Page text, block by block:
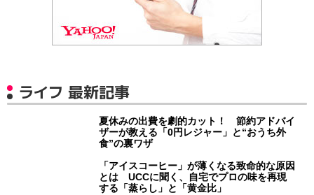
ライフ 最新記事
夏休みの出費を劇的カット！ 節約アドバイ
ザーが教える「0円レジャー」と“おうち外
食”の裏ワザ
「アイスコーヒー」が薄くなる致命的な原因
とは UCCに聞く、自宅でプロの味を再現
する「蒸らし」と「黄金比」